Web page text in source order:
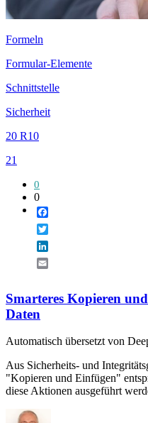
Formeln
Formular-Elemente
Schnittstelle
Sicherheit
20 R10
21
0
0
Smarteres Kopieren
Daten
Automatisch übersetzt von
Aus Sicherheits- und
"Kopieren und Einfügen"
diese Aktionen ausgeführt